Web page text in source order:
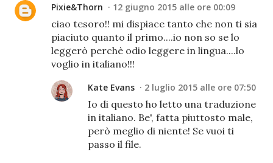
Pixie&Thorn 12 giugno 2015 alle ore 00:09
ciao tesoro!! mi dispiace tanto che non ti sia
piaciuto quanto il primo....io non so se lo
leggerò perchè odio leggere in lingua....lo
voglio in italiano!!!
Kate Evans 2 luglio 2015 alle ore 07:50
Io di questo ho letto una traduzione
in italiano. Be', fatta piuttosto male,
però meglio di niente! Se vuoi ti
passo il file.